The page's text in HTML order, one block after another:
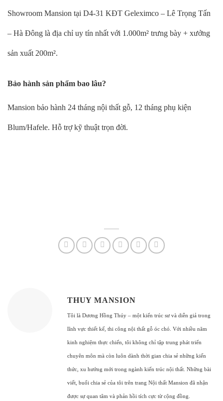
Showroom Mansion tại D4-31 KĐT Geleximco – Lê Trọng Tấn
– Hà Đông là địa chỉ uy tín nhất với 1.000m² trưng bày + xưởng
sản xuất 200m².
Bảo hành sản phẩm bao lâu?
Mansion bảo hành 24 tháng nội thất gỗ, 12 tháng phụ kiện
Blum/Hafele. Hỗ trợ kỹ thuật trọn đời.
THUY MANSION
Tôi là Dương Hồng Thúy – một kiến trúc sư và diễn giả trong
lĩnh vực thiết kế, thi công nội thất gỗ óc chó. Với nhiều năm
kinh nghiệm thực chiến, tôi không chỉ tập trung phát triển
chuyên môn mà còn luôn dành thời gian chia sẻ những kiến
thức, xu hướng mới trong ngành kiến trúc nội thất. Những bài
viết, buổi chia sẻ của tôi trên trang Nội thất Mansion đã nhận
được sự quan tâm và phản hồi tích cực từ cộng đồng.